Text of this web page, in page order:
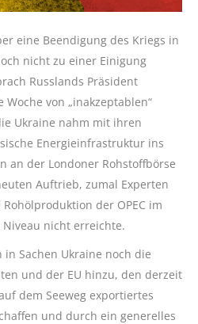
eine Beendigung des Kriegs in
nicht zu einer Einigung
Russlands Präsident
von „inakzeptablen“
Ukraine nahm mit ihren
Energieinfrastruktur ins
an der Londoner Rohstoffbörse
Auftrieb, zumal Experten
der OPEC im
nicht erreichte.
Sachen Ukraine noch die
und der EU hinzu, den derzeit
dem Seeweg exportiertes
und durch ein generelles